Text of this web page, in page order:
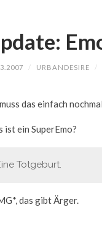
/ URBANDESIRE /
das einfach
ist ein SuperEmo?
Totgeburt.
das gibt Ärger.